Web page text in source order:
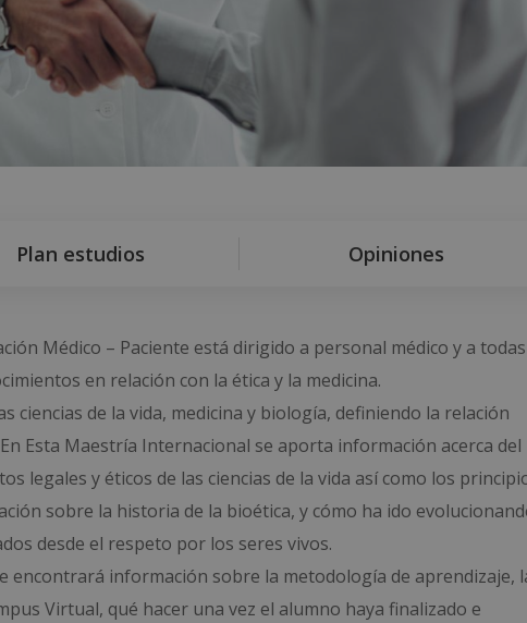
Plan estudios Opiniones
Médico – Paciente está dirigido a personal médico y a todas
en relación con la ética y la medicina.
ciencias de la vida, medicina y biología, definiendo la relación
Esta Maestría Internacional se aporta información acerca del
legales y éticos de las ciencias de la vida así como los
sobre la historia de la bioética, y cómo ha ido
desde el respeto por los seres vivos.
encontrará información sobre la metodología de aprendizaje,
Virtual, qué hacer una vez el alumno haya finalizado e